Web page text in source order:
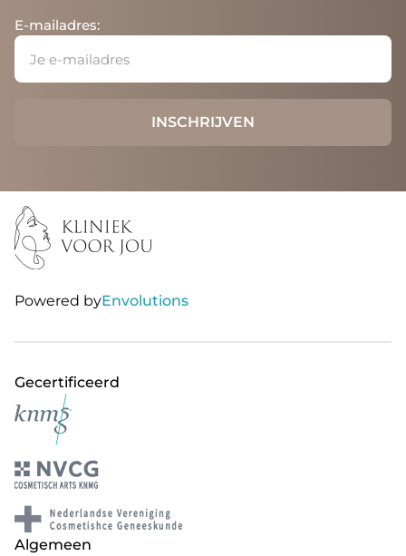
E-mailadres:
Powered byEnvolutions
Gecertificeerd
Algemeen